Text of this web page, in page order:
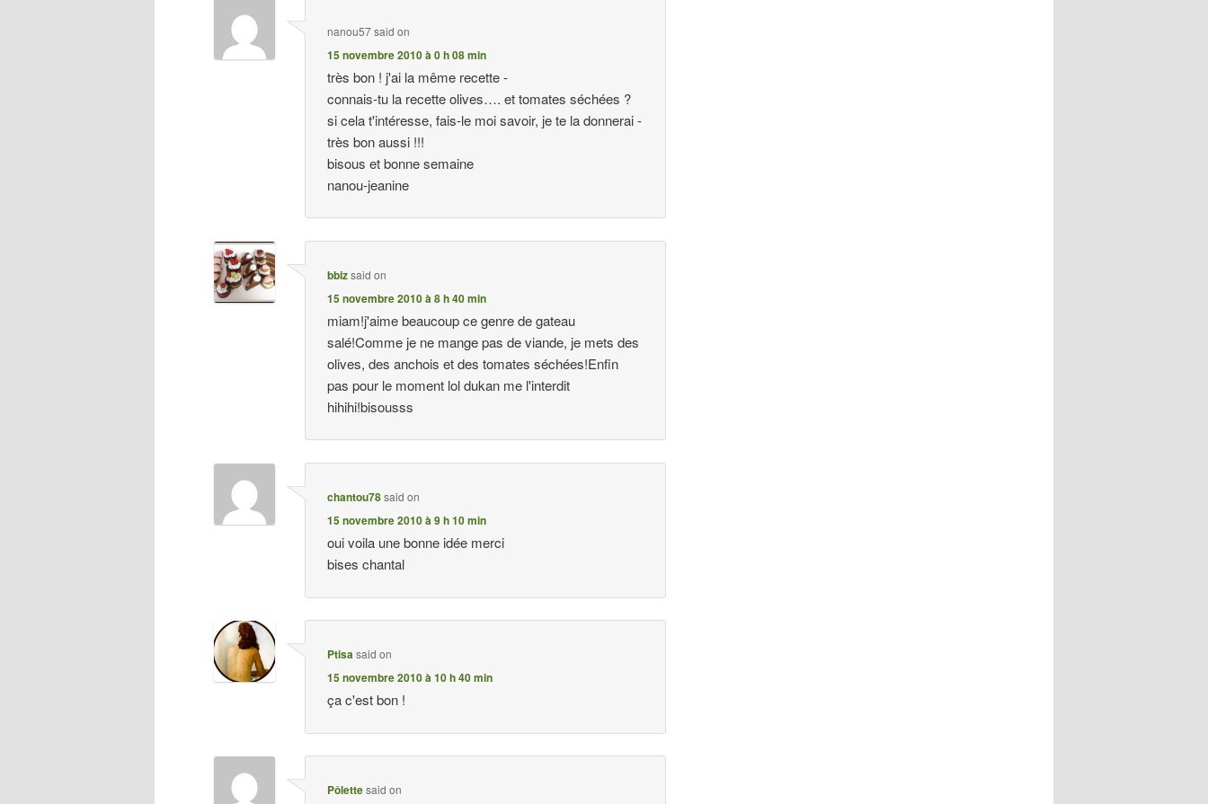
nanou57said on
15 novembre 2010 à 0 h 08 min
très bon ! j'ai la même recette -
connais-tu la recette olives…. et tomates séchées ?
si cela t'intéresse, fais-le moi savoir, je te la donnerai -
très bon aussi !!!
bisous et bonne semaine
nanou-jeanine
bbizsaid on
15 novembre 2010 à 8 h 40 min
miam!j'aime beaucoup ce genre de gateau
salé!Comme je ne mange pas de viande, je mets des
olives, des anchois et des tomates séchées!Enfin
pas pour le moment lol dukan me l'interdit
hihihi!bisousss
chantou78said on
15 novembre 2010 à 9 h 10 min
oui voila une bonne idée merci
bises chantal
Ptisasaid on
15 novembre 2010 à 10 h 40 min
ça c'est bon !
Pôlettesaid on